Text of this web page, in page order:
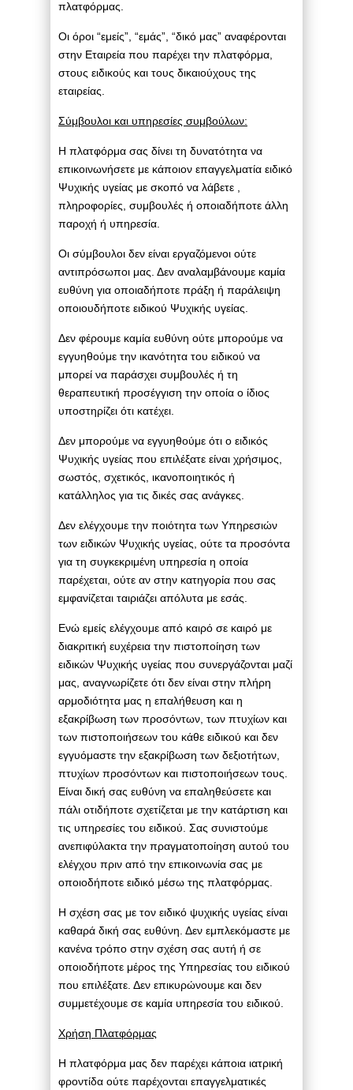
πλατφόρμας.
Οι όροι “εμείς”, “εμάς”, “δικό μας” αναφέρονται
στην Εταιρεία που παρέχει την πλατφόρμα,
στους ειδικούς και τους δικαιούχους της
εταιρείας.
Σύμβουλοι και υπηρεσίες συμβούλων:
Η πλατφόρμα σας δίνει τη δυνατότητα να
επικοινωνήσετε με κάποιον επαγγελματία ειδικό
Ψυχικής υγείας με σκοπό να λάβετε ,
πληροφορίες, συμβουλές ή οποιαδήποτε άλλη
παροχή ή υπηρεσία.
Οι σύμβουλοι δεν είναι εργαζόμενοι ούτε
αντιπρόσωποι μας. Δεν αναλαμβάνουμε καμία
ευθύνη για οποιαδήποτε πράξη ή παράλειψη
οποιουδήποτε ειδικού Ψυχικής υγείας.
Δεν φέρουμε καμία ευθύνη ούτε μπορούμε να
εγγυηθούμε την ικανότητα του ειδικού να
μπορεί να παράσχει συμβουλές ή τη
θεραπευτική προσέγγιση την οποία ο ίδιος
υποστηρίζει ότι κατέχει.
Δεν μπορούμε να εγγυηθούμε ότι ο ειδικός
Ψυχικής υγείας που επιλέξατε είναι χρήσιμος,
σωστός, σχετικός, ικανοποιητικός ή
κατάλληλος για τις δικές σας ανάγκες.
Δεν ελέγχουμε την ποιότητα των Υπηρεσιών
των ειδικών Ψυχικής υγείας, ούτε τα προσόντα
για τη συγκεκριμένη υπηρεσία η οποία
παρέχεται, ούτε αν στην κατηγορία που σας
εμφανίζεται ταιριάζει απόλυτα με εσάς.
Ενώ εμείς ελέγχουμε από καιρό σε καιρό με
διακριτική ευχέρεια την πιστοποίηση των
ειδικών Ψυχικής υγείας που συνεργάζονται μαζί
μας, αναγνωρίζετε ότι δεν είναι στην πλήρη
αρμοδιότητα μας η επαλήθευση και η
εξακρίβωση των προσόντων, των πτυχίων και
των πιστοποιήσεων του κάθε ειδικού και δεν
εγγυόμαστε την εξακρίβωση των δεξιοτήτων,
πτυχίων προσόντων και πιστοποιήσεων τους.
Είναι δική σας ευθύνη να επαληθεύσετε και
πάλι οτιδήποτε σχετίζεται με την κατάρτιση και
τις υπηρεσίες του ειδικού. Σας συνιστούμε
ανεπιφύλακτα την πραγματοποίηση αυτού του
ελέγχου πριν από την επικοινωνία σας με
οποιοδήποτε ειδικό μέσω της πλατφόρμας.
Η σχέση σας με τον ειδικό ψυχικής υγείας είναι
καθαρά δική σας ευθύνη. Δεν εμπλεκόμαστε με
κανένα τρόπο στην σχέση σας αυτή ή σε
οποιοδήποτε μέρος της Υπηρεσίας του ειδικού
που επιλέξατε. Δεν επικυρώνουμε και δεν
συμμετέχουμε σε καμία υπηρεσία του ειδικού.
Χρήση Πλατφόρμας
Η πλατφόρμα μας δεν παρέχει κάποια ιατρική
φροντίδα ούτε παρέχονται επαγγελματικές